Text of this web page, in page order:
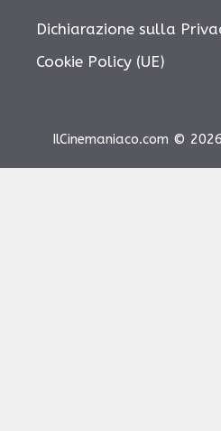
Dichiarazione sulla
Cookie Policy (UE)
IlCinemaniaco.com ©